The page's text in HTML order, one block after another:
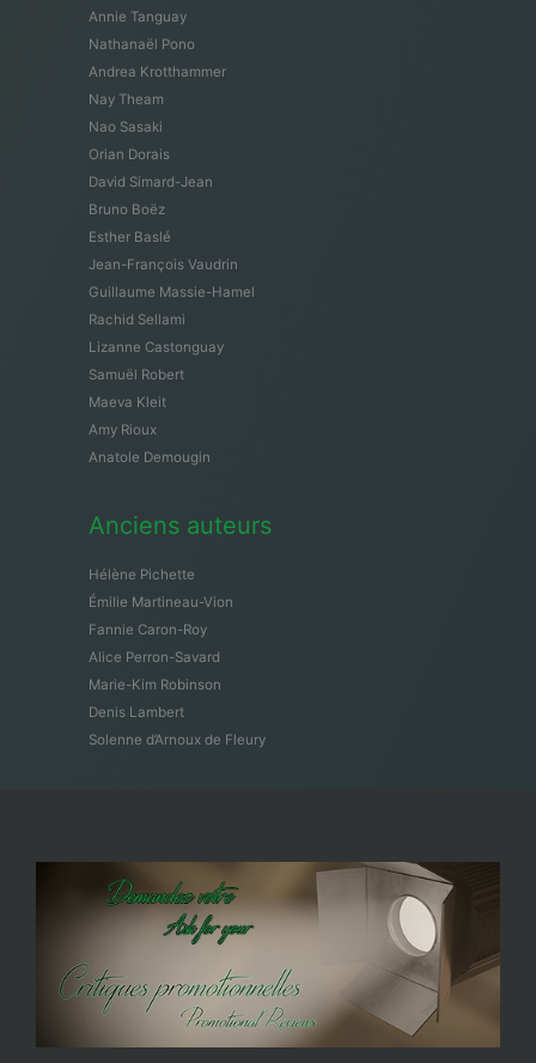
Annie Tanguay
Nathanaël Pono
Andrea Krotthammer
Nay Theam
Nao Sasaki
Orian Dorais
David Simard-Jean
Bruno Boëz
Esther Baslé
Jean-François Vaudrin
Guillaume Massie-Hamel
Rachid Sellami
Lizanne Castonguay
Samuël Robert
Maeva Kleit
Amy Rioux
Anatole Demougin
Anciens auteurs
Hélène Pichette
Émilie Martineau-Vion
Fannie Caron-Roy
Alice Perron-Savard
Marie-Kim Robinson
Denis Lambert
Solenne d’Arnoux de Fleury